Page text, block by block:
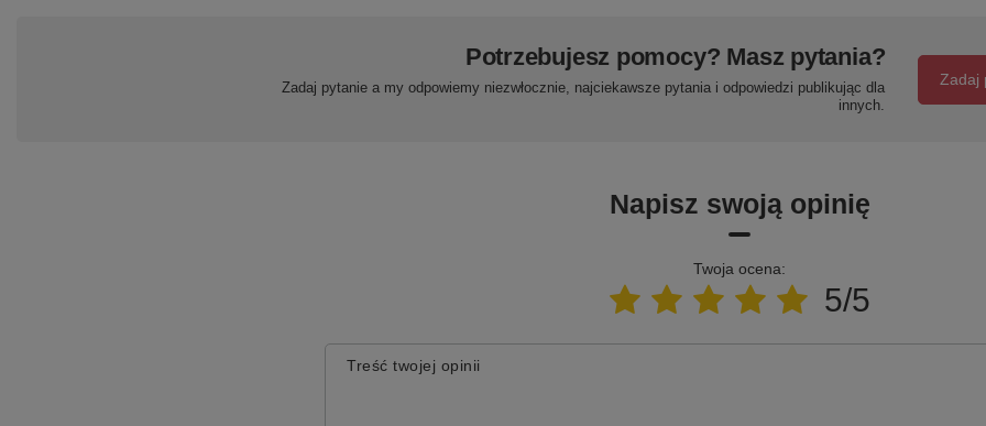
Potrzebujesz pomocy? Masz pytania?
Zadaj pytanie a my odpowiemy niezwłocznie, najciekawsze pytania i odpowiedzi publikując dla
innych.
Zadaj
Napisz swoją opinię
Twoja ocena:
5/5
Treść twojej opinii